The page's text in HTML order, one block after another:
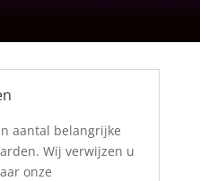
aantal belangrijke
Wij verwijzen u
onze